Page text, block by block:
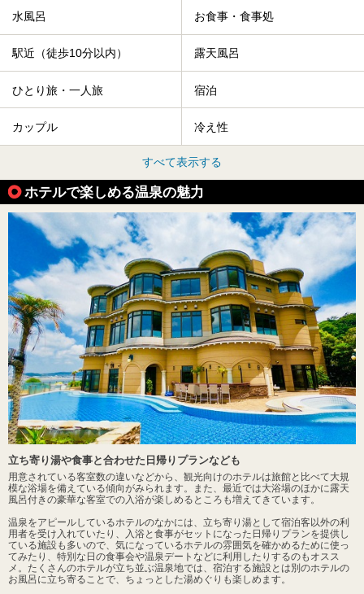
水風呂 お食事・食事処
駅近（徒歩10分以内） 露天風呂
ひとり旅・一人旅 宿泊
カップル 冷え性
すべて表示する
ホテルで楽しめる温泉の魅力
立ち寄り湯や食事と合わせた日帰りプランなども
用意されている客室数の違いなどから、観光向けのホテルは旅館と比べて大規
模な浴場を備えている傾向がみられます。また、最近では大浴場のほかに露天
風呂付きの豪華な客室での入浴が楽しめるところも増えてきています。
温泉をアピールしているホテルのなかには、立ち寄り湯として宿泊客以外の利
用者を受け入れていたり、入浴と食事がセットになった日帰りプランを提供し
ている施設も多いので、気になっているホテルの雰囲気を確かめるために使っ
てみたり、特別な日の食事会や温泉デートなどに利用したりするのもオスス
メ。たくさんのホテルが立ち並ぶ温泉地では、宿泊する施設とは別のホテルの
お風呂に立ち寄ることで、ちょっとした湯めぐりも楽しめます。